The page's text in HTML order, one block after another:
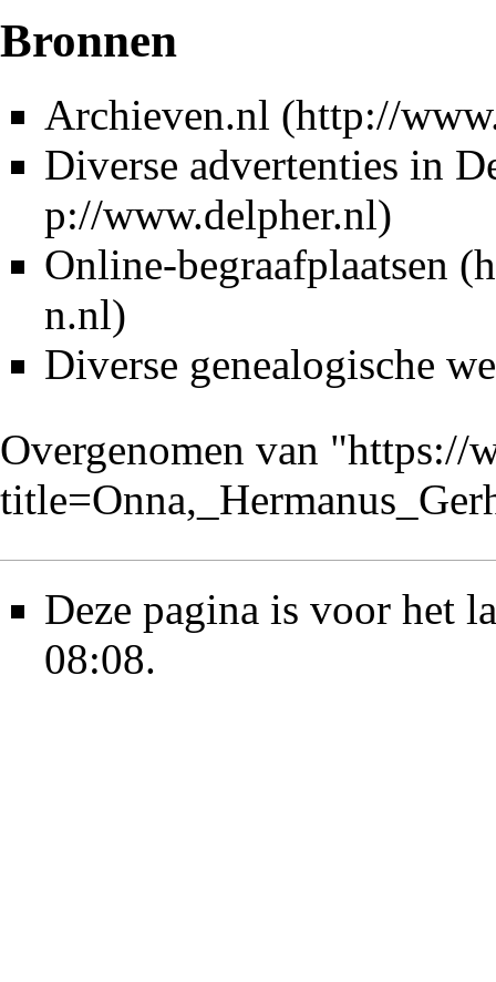
Bronnen
Archieven.nl
Diverse advertenties in
Online-begraafplaatsen
Diverse genealogische
Overgenomen van "https://
Deze pagina is voor het
08:08.